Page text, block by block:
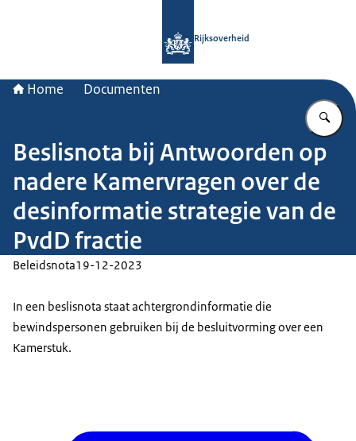
Rijksoverheid
Home Documenten
Beslisnota bij Antwoorden op
nadere Kamervragen over de
desinformatie strategie van de
PvdD fractie
Beleidsnota19-12-2023
In een beslisnota staat achtergrondinformatie die
bewindspersonen gebruiken bij de besluitvorming over een
Kamerstuk.